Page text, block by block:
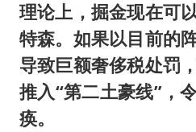
理论上，掘金现在可
特森。如果以目前的
导致巨额奢侈税处罚
推入“第二土豪线”，
痪。